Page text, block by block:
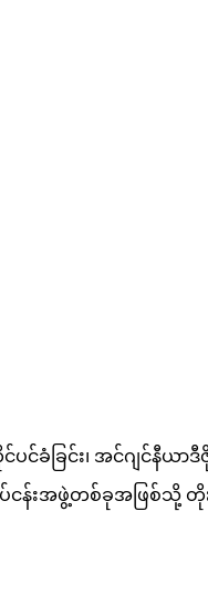
ခြင်း၊ အင်ဂျင်နီယ
ပ်ငန်းအဖွဲ့တစ်ခုအဖြစ်သို့